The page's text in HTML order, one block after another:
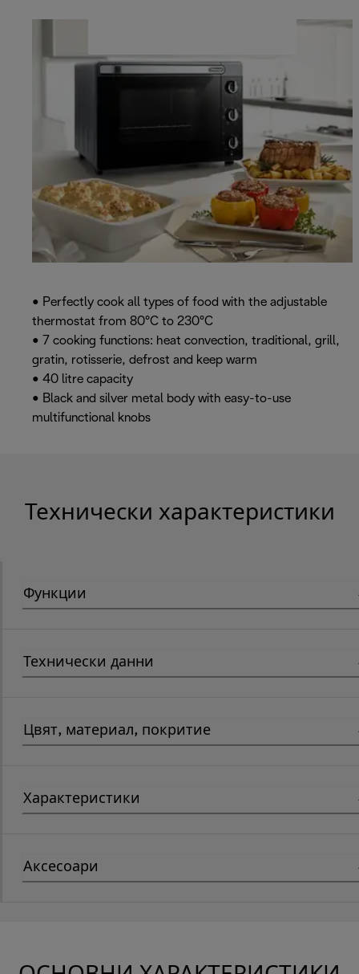
• Perfectly cook all types of food with the adjustable
thermostat from 80°C to 230°C
• 7 cooking functions: heat convection, traditional, grill,
gratin, rotisserie, defrost and keep warm
• 40 litre capacity
• Black and silver metal body with easy-to-use
multifunctional knobs
Технически характеристики
Функции
Технически данни
Цвят, материал, покритие
Характеристики
Аксесоари